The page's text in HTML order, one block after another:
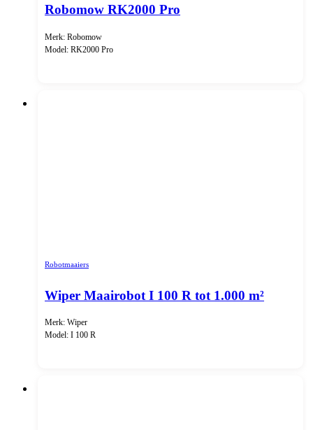
Robomow RK2000 Pro
Merk: Robomow
Model: RK2000 Pro
Robotmaaiers
Wiper Maairobot I 100 R tot 1.000 m²
Merk: Wiper
Model: I 100 R